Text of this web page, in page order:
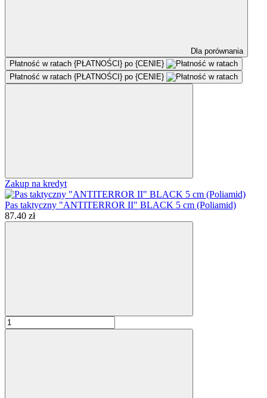
Dla porównania
Płatność w ratach {PŁATNOŚCI} po {CENIE}
Płatność w ratach {PŁATNOŚCI} po {CENIE}
Zakup na kredyt
Pas taktyczny "ANTITERROR II" BLACK 5 cm (Poliamid)
87.40 zł